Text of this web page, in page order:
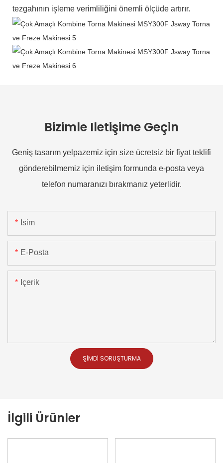
tezgahının işleme verimliliğini önemli ölçüde artırır.
Bizimle Iletişime Geçin
Geniş tasarım yelpazemiz için size ücretsiz bir fiyat teklifi
gönderebilmemiz için iletişim formunda e-posta veya
telefon numaranızı bırakmanız yeterlidir.
Isim
E-Posta
Içerik
ŞIMDI SORUŞTURMA
İlgili Ürünler